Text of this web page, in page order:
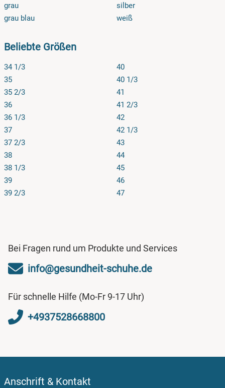
grau
grau blau
silber
weiß
Beliebte Größen
34 1/3
35
35 2/3
36
36 1/3
37
37 2/3
38
38 1/3
39
39 2/3
40
40 1/3
41
41 2/3
42
42 1/3
43
44
45
46
47
Bei Fragen rund um Produkte und Services
info@gesundheit-schuhe.de
Für schnelle Hilfe (Mo-Fr 9-17 Uhr)
+4937528668800
Anschrift & Kontakt